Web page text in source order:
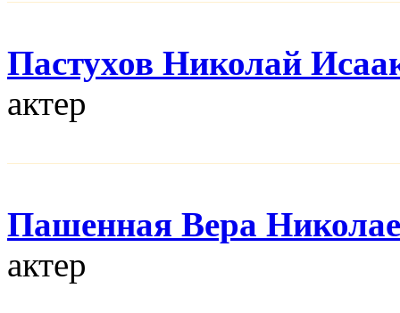
Пастухов Николай
актер
Пашенная Вера
актер